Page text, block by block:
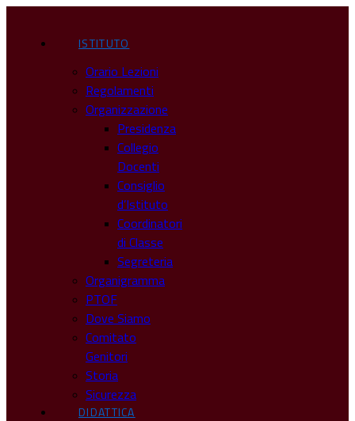
ISTITUTO
Orario Lezioni
Regolamenti
Organizzazione
Presidenza
Collegio
Docenti
Consiglio
d’Istituto
Coordinatori
di Classe
Segreteria
Organigramma
PTOF
Dove Siamo
Comitato
Genitori
Storia
Sicurezza
DIDATTICA